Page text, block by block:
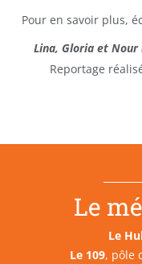
Pour en savoir plus,
Lina, Gloria et Nour
Reportage
Le
Le
Le 109, pôle